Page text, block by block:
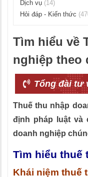
Dịch vụ (14)
Hỏi đáp - Kiến thức
Tìm hiểu về
nghiệp theo
Tổng đài tư
Thuế thu nhập
định pháp luật và
doanh nghiệp
Tìm hiểu thuế
Khái niệm thuế